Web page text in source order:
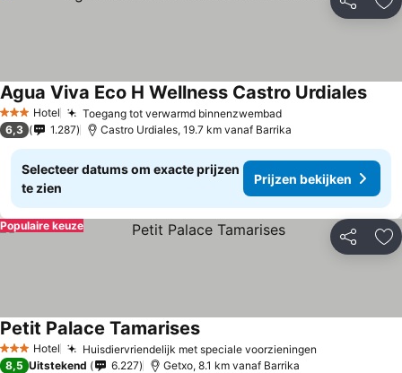
Delen
3 SterrenHotel Toegang tot verwarmd binnenzwembad
Agua Viva Eco H Wellness Castro Urdiales
6,3 1.287 Castro Urdiales, 19.7 km vanaf Barrika
Selecteer datums om exacte prijzen
te zien
Prijzen bekijken
Delen
Populaire keuze
3 SterrenHotel Huisdiervriendelijk met speciale voorzieningen
Petit Palace Tamarises
8,5 Uitstekend 6.227 Getxo, 8.1 km vanaf Barrika